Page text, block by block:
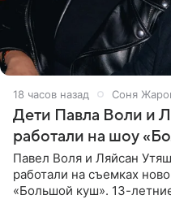
18 часов назад Соня
Дети Павла Воли и
работали на шоу
Павел Воля и Ляйсан
работали на съемках
«Большой куш». 13-